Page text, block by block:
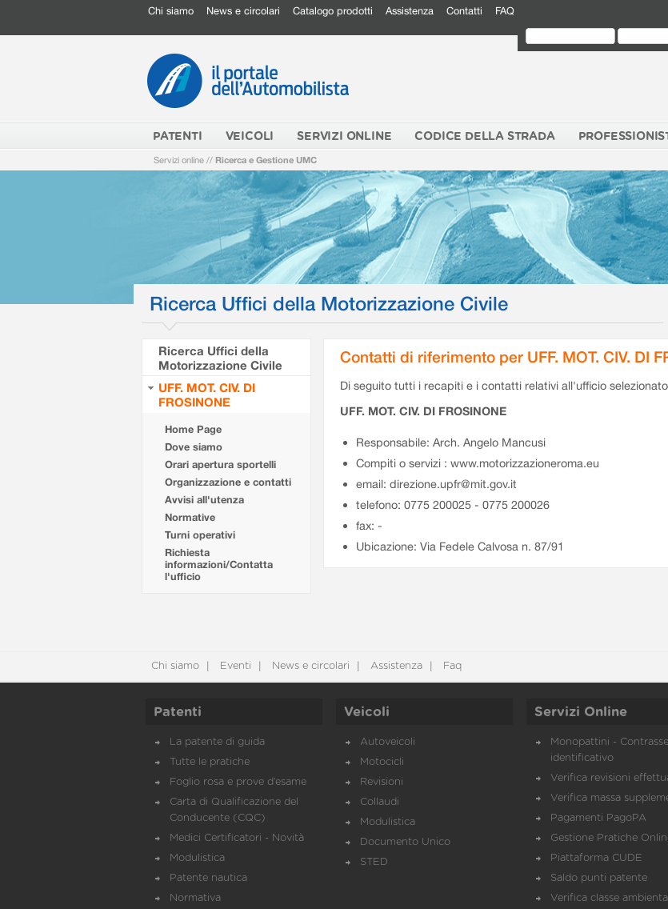
Chi siamo News e circolari Catalogo prodotti Assistenza Contatti FAQ
PATENTI VEICOLI SERVIZI ONLINE CODICE DELLA STRADA
Servizi online // Ricerca e Gestione UMC
Ricerca Uffici della Motorizzazione Civile
Ricerca Uffici della
Motorizzazione Civile
UFF. MOT. CIV. DI
FROSINONE
Home Page
Dove siamo
Orari apertura sportelli
Organizzazione e contatti
Avvisi all'utenza
Normative
Turni operativi
Richiesta
informazioni/Contatta
l'ufficio
Contatti di riferimento per UFF. MOT. CIV. DI
Di seguito tutti i recapiti e i contatti relativi all'ufficio selezionato
UFF. MOT. CIV. DI FROSINONE
Responsabile: Arch. Angelo Mancusi
Compiti o servizi : www.motorizzazioneroma.eu
email: direzione.upfr@mit.gov.it
telefono: 0775 200025 - 0775 200026
fax: -
Ubicazione: Via Fedele Calvosa n. 87/91
Chi siamo Eventi News e circolari Assistenza Faq
Patenti
La patente di guida
Tutte le pratiche
Foglio rosa e prove d’esame
Carta di Qualificazione del
Conducente (CQC)
Medici Certificatori - Novità
Modulistica
Patente nautica
Normativa
Veicoli
Autoveicoli
Motocicli
Revisioni
Collaudi
Modulistica
Documento Unico
STED
Servizi Online
Monopattini -
identificativo
Verifica revisioni
Verifica massa
Pagamenti PagoPA
Gestione Pratiche
Piattaforma CUDE
Saldo punti patente
Verifica classe